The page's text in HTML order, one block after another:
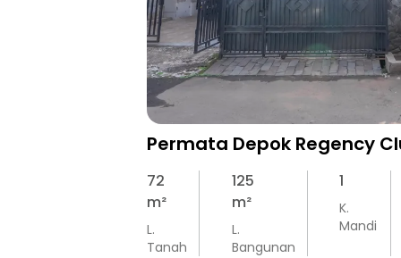
Permata Depok Regency
72
m²
L.
Tanah
125
m²
L.
Bangunan
1
K.
Mandi